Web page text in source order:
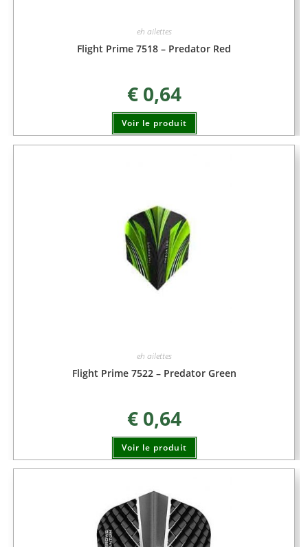
eh ailettes
Flight Prime 7518 – Predator Red
€0,64
Voir le produit
eh ailettes
Flight Prime 7522 – Predator Green
€0,64
Voir le produit